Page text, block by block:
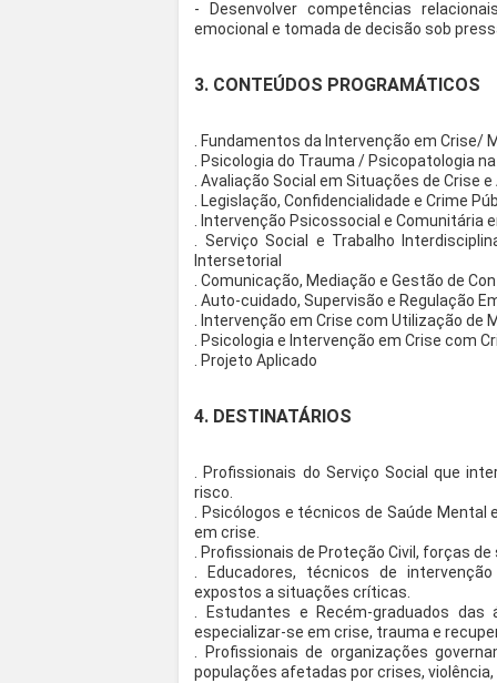
- Desenvolver competências
emocional e tomada de decisão sob
3. CONTEÚDOS PROGRAMÁTICOS
. Fundamentos da Intervenção em Crise/
. Psicologia do Trauma / Psicopatologia
. Avaliação Social em Situações de Crise
. Legislação, Confidencialidade e Crime
. Intervenção Psicossocial e Comunitária
. Serviço Social e Trabalho
Intersetorial
. Comunicação, Mediação e Gestão de
. Auto-cuidado, Supervisão e Regulação
. Intervenção em Crise com Utilização de
. Psicologia e Intervenção em Crise com
. Projeto Aplicado
4. DESTINATÁRIOS
. Profissionais do Serviço Social que
risco.
. Psicólogos e técnicos de Saúde Mental
em crise.
. Profissionais de Proteção Civil, forças
. Educadores, técnicos de
expostos a situações críticas.
. Estudantes e Recém-graduados
especializar-se em crise, trauma e
. Profissionais de organizações
populações afetadas por crises,